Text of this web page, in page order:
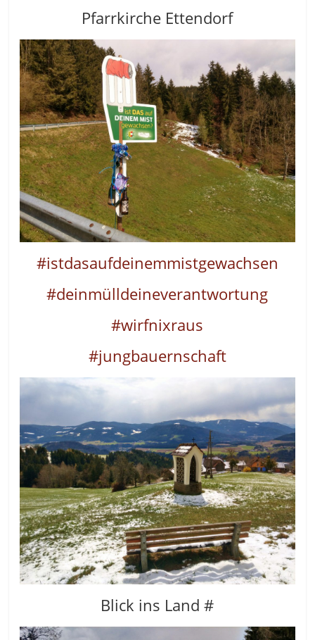
Pfarrkirche Ettendorf
#istdasaufdeinemmistgewachsen
#deinmülldeineverantwortung
#wirfnixraus
#jungbauernschaft
Blick ins Land #